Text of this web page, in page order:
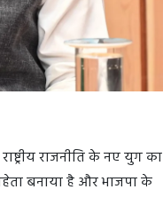
राजनीति के नए युग का
बनाया है और भाजपा के